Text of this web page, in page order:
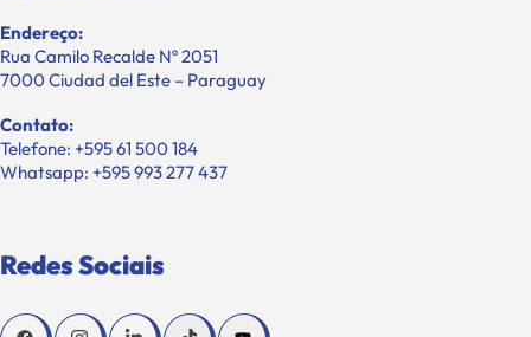
Endereço:
Rua Camilo Recalde Nº 2051
7000 Ciudad del Este – Paraguay
Contato:
Telefone: +595 61 500 184
Whatsapp: +595 993 277 437
Redes Sociais